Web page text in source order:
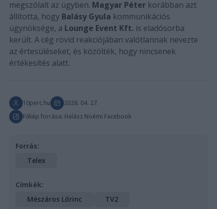
megszólalt az ügyben. Magyar Péterkorábban azt
állította, hogy Balásy Gyula kommunikációs
ügynöksége, a Lounge Event Kft. is eladósorba
került. A cég rövid reakciójában valótlannak nevezte
az értesüléseket, és közölték, hogy nincsenek
értékesítés alatt.
10perc.hu
2026. 04. 27.
Főkép forrása: Halász Noémi Facebook
Forrás:
Telex
Címkék:
Mészáros Lőrinc
TV2